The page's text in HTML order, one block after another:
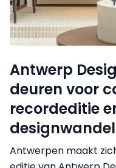
Antwerp
deuren voor
recordeditie
Antwerpen maakt